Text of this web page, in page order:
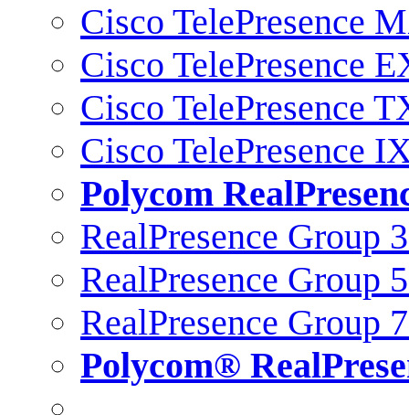
Cisco TelePresence
Cisco TelePresence
Cisco TelePresence
Cisco TelePresence
Polycom
RealPresence Group
RealPresence Group
RealPresence Group
Polycom®